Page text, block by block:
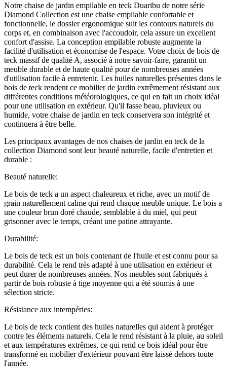
Notre chaise de jardin empilable en teck Duaribu de notre série
Diamond Collection est une chaise empilable confortable et
fonctionnelle, le dossier ergonomique suit les contours naturels du
corps et, en combinaison avec l'accoudoir, cela assure un excellent
confort d'assise. La conception empilable robuste augmente la
facilité d'utilisation et économise de l'espace. Votre choix de bois de
teck massif de qualité A, associé à notre savoir-faire, garantit un
meuble durable et de haute qualité pour de nombreuses années
d'utilisation facile à entretenir. Les huiles naturelles présentes dans le
bois de teck rendent ce mobilier de jardin extrêmement résistant aux
différentes conditions météorologiques, ce qui en fait un choix idéal
pour une utilisation en extérieur. Qu'il fasse beau, pluvieux ou
humide, votre chaise de jardin en teck conservera son intégrité et
continuera à être belle.
Les principaux avantages de nos chaises de jardin en teck de la
collection Diamond sont leur beauté naturelle, facile d'entretien et
durable :
Beauté naturelle:
Le bois de teck a un aspect chaleureux et riche, avec un motif de
grain naturellement calme qui rend chaque meuble unique. Le bois a
une couleur brun doré chaude, semblable à du miel, qui peut
grisonner avec le temps, créant une patine attrayante.
Durabilité:
Le bois de teck est un bois contenant de l'huile et est connu pour sa
durabilité. Cela le rend très adapté à une utilisation en extérieur et
peut durer de nombreuses années. Nos meubles sont fabriqués à
partir de bois robuste à tige moyenne qui a été soumis à une
sélection stricte.
Résistance aux intempéries:
Le bois de teck contient des huiles naturelles qui aident à protéger
contre les éléments naturels. Cela le rend résistant à la pluie, au soleil
et aux températures extrêmes, ce qui rend ce bois idéal pour être
transformé en mobilier d'extérieur pouvant être laissé dehors toute
l'année.